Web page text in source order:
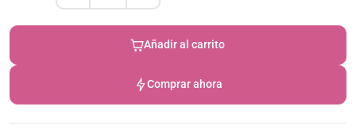
Añadir al carrito
Comprar ahora